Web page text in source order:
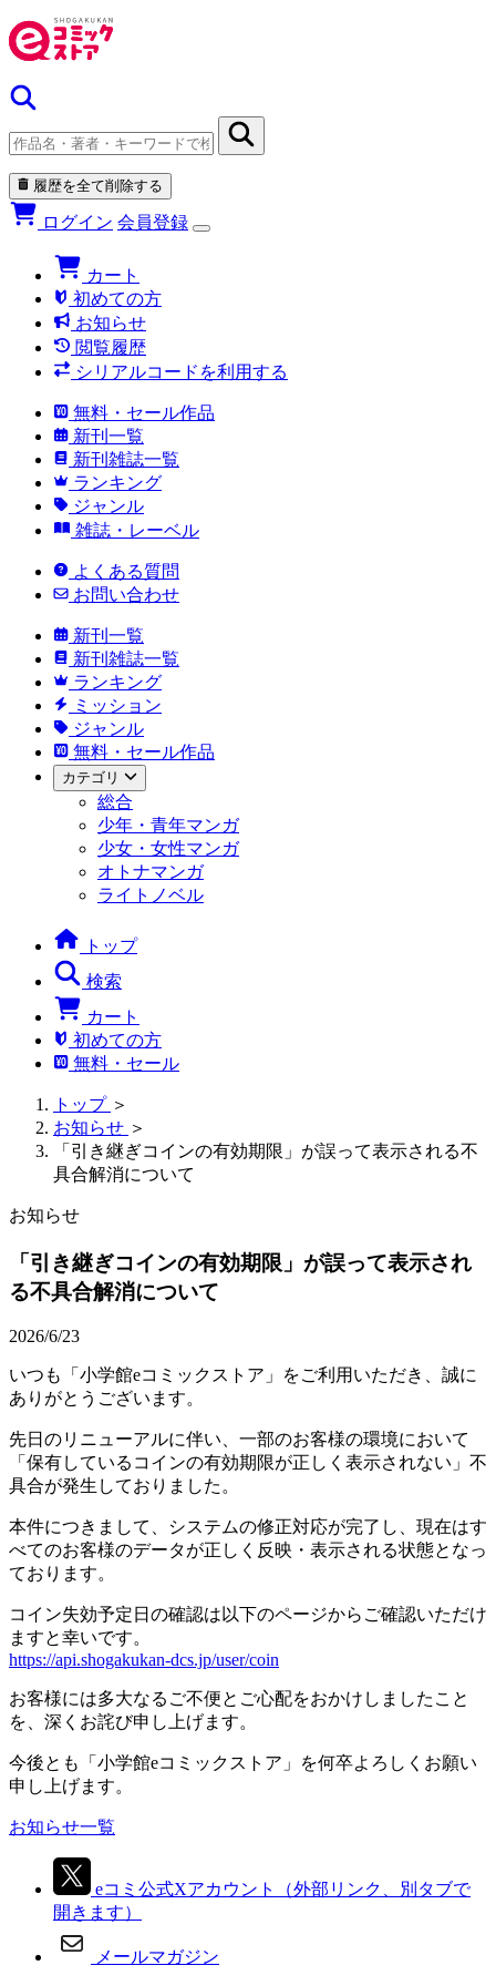
履歴を全て削除する
ログイン 会員登録
カート
初めての方
お知らせ
閲覧履歴
シリアルコードを利用する
無料・セール作品
新刊一覧
新刊雑誌一覧
ランキング
ジャンル
雑誌・レーベル
よくある質問
お問い合わせ
新刊一覧
新刊雑誌一覧
ランキング
ミッション
ジャンル
無料・セール作品
カテゴリ
総合
少年・青年マンガ
少女・女性マンガ
オトナマンガ
ライトノベル
トップ
検索
カート
初めての方
無料・セール
トップ ＞
お知らせ ＞
「引き継ぎコインの有効期限」が誤って表示される不
具合解消について
お知らせ
「引き継ぎコインの有効期限」が誤って表示され
る不具合解消について
2026/6/23
いつも「小学館eコミックストア」をご利用いただき、誠に
ありがとうございます。
先日のリニューアルに伴い、一部のお客様の環境において
「保有しているコインの有効期限が正しく表示されない」不
具合が発生しておりました。
本件につきまして、システムの修正対応が完了し、現在はす
べてのお客様のデータが正しく反映・表示される状態となっ
ております。
コイン失効予定日の確認は以下のページからご確認いただけ
ますと幸いです。
https://api.shogakukan-dcs.jp/user/coin
お客様には多大なるご不便とご心配をおかけしましたこと
を、深くお詫び申し上げます。
今後とも「小学館eコミックストア」を何卒よろしくお願い
申し上げます。
お知らせ一覧
eコミ公式Xアカウント
（外部リンク、別タブで
開きます）
メールマガジン